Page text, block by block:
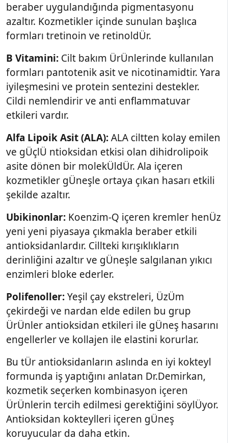
beraber uygulandığında pigmentasyonu
azaltır. Kozmetikler içinde sunulan başlıca
formları tretinoin ve retinoldÜr.
B Vitamini: Cilt bakım ÜrÜnlerinde kullanılan
formları pantotenik asit ve nicotinamidtir. Yara
iyileşmesini ve protein sentezini destekler.
Cildi nemlendirir ve anti enflammatuvar
etkileri vardır.
Alfa Lipoik Asit (ALA):ALA ciltten kolay emilen
ve gÜçlÜ ntioksidan etkisi olan dihidrolipoik
asite dönen bir molekÜldÜr. Ala içeren
kozmetikler gÜneşle ortaya çıkan hasarı etkili
şekilde azaltır.
Ubikinonlar: Koenzim-Q içeren kremler henÜz
yeni yeni piyasaya çıkmakla beraber etkili
antioksidanlardır. Cillteki kırışıklıkların
derinliğini azaltır ve gÜneşle salgılanan yıkıcı
enzimleri bloke ederler.
Polifenoller:Yeşil çay ekstreleri, ÜzÜm
çekirdeği ve nardan elde edilen bu grup
ÜrÜnler antioksidan etkileri ile gÜneş hasarını
engellerler ve kollajen ile elastini korurlar.
Bu tÜr antioksidanların aslında en iyi kokteyl
formunda iş yaptığını anlatan Dr.Demirkan,
kozmetik seçerken kombinasyon içeren
ÜrÜnlerin tercih edilmesi gerektiğini söylÜyor.
Antioksidan kokteylleri içeren gÜneş
koruyucular da daha etkin.